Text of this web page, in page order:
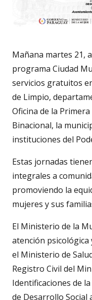
Mañana martes 21,
programa Ciudad
servicios gratuitos
de Limpio,
Oficina de la
Binacional, la
instituciones del
Estas jornadas
integrales a
promoviendo la
mujeres y sus
El Ministerio de la
atención psicológica
el Ministerio de
Registro Civil del
Identificaciones de
de Desarrollo Social